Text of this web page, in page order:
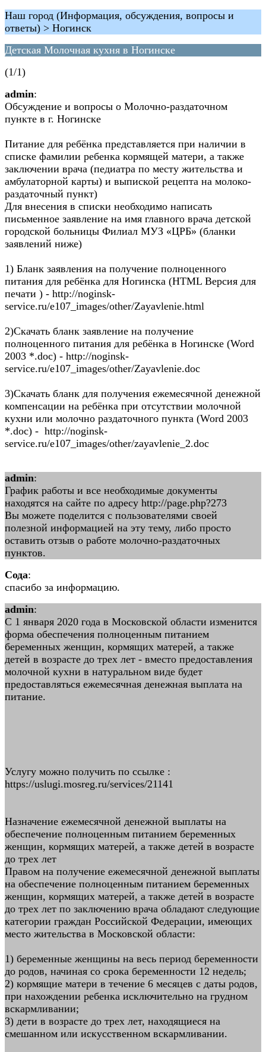
Наш город (Информация, обсуждения, вопросы и
ответы) > Ногинск
Детская Молочная кухня в Ногинске
(1/1)
admin:
Обсуждение и вопросы о Молочно-раздаточном
пункте в г. Ногинске
Питание для ребёнка представляется при наличии в
списке фамилии ребенка кормящей матери, а также
заключении врача (педиатра по месту жительства и
амбулаторной карты) и выпиской рецепта на молоко-
раздаточный пункт)
Для внесения в списки необходимо написать
письменное заявление на имя главного врача детской
городской больницы Филиал МУЗ «ЦРБ» (бланки
заявлений ниже)
1) Бланк заявления на получение полноценного
питания для ребёнка для Ногинска (HTML Версия для
печати ) - http://noginsk-
service.ru/e107_images/other/Zayavlenie.html
2)Скачать бланк заявление на получение
полноценного питания для ребёнка в Ногинске (Word
2003 *.doc) - http://noginsk-
service.ru/e107_images/other/Zayavlenie.doc
3)Скачать бланк для получения ежемесячной денежной
компенсации на ребёнка при отсутствии молочной
кухни или молочно раздаточного пункта (Word 2003
*.doc) - http://noginsk-
service.ru/e107_images/other/zayavlenie_2.doc
admin:
График работы и все необходимые документы
находятся на сайте по адресу http://page.php?273
Вы можете поделится с пользователями своей
полезной информацией на эту тему, либо просто
оставить отзыв о работе молочно-раздаточных
пунктов.
Сода:
спасибо за информацию.
admin:
С 1 января 2020 года в Московской области изменится
форма обеспечения полноценным питанием
беременных женщин, кормящих матерей, а также
детей в возрасте до трех лет - вместо предоставления
молочной кухни в натуральном виде будет
предоставляться ежемесячная денежная выплата на
питание.
Услугу можно получить по ссылке :
https://uslugi.mosreg.ru/services/21141
Назначение ежемесячной денежной выплаты на
обеспечение полноценным питанием беременных
женщин, кормящих матерей, а также детей в возрасте
до трех лет
Правом на получение ежемесячной денежной выплаты
на обеспечение полноценным питанием беременных
женщин, кормящих матерей, а также детей в возрасте
до трех лет по заключению врача обладают следующие
категории граждан Российской Федерации, имеющих
место жительства в Московской области:
1) беременные женщины на весь период беременности
до родов, начиная со срока беременности 12 недель;
2) кормящие матери в течение 6 месяцев с даты родов,
при нахождении ребенка исключительно на грудном
вскармливании;
3) дети в возрасте до трех лет, находящиеся на
смешанном или искусственном вскармливании.